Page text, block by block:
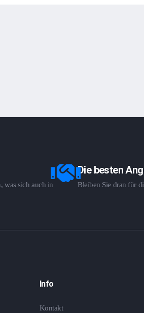
was sich auch in
Die besten
Bleiben Sie dran für
Info
Kontakt